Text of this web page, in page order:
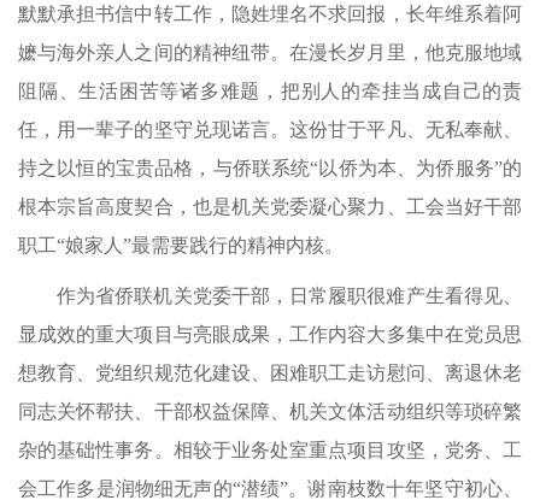
默默承担书信中转工作，隐姓埋名不求回报，长年维系着阿
嬷与海外亲人之间的精神纽带。在漫长岁月里，他克服地域
阻隔、生活困苦等诸多难题，把别人的牵挂当成自己的责
任，用一辈子的坚守兑现诺言。这份甘于平凡、无私奉献、
持之以恒的宝贵品格，与侨联系统“以侨为本、为侨服务”的
根本宗旨高度契合，也是机关党委凝心聚力、工会当好干部
职工“娘家人”最需要践行的精神内核。
作为省侨联机关党委干部，日常履职很难产生看得见、
显成效的重大项目与亮眼成果，工作内容大多集中在党员思
想教育、党组织规范化建设、困难职工走访慰问、离退休老
同志关怀帮扶、干部权益保障、机关文体活动组织等琐碎繁
杂的基础性事务。相较于业务处室重点项目攻坚，党务、工
会工作多是润物细无声的“潜绩”。谢南枝数十年坚守初心、